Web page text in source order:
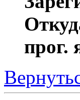
прог.